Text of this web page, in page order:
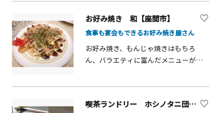
は、大人も子どももわくわくします。
詰め合わせもできるので、手土産やプ
レゼントにもどうぞ。
お好み焼き 和【座間市】
食事も宴会もできるお好み焼き屋さん
お好み焼き、もんじゃ焼きはもちろ
ん、バラエティに富んだメニューが用
僚との宴会にもピッタリです。隣接さ
喫茶ランドリー ホシノタニ団地【座間市】